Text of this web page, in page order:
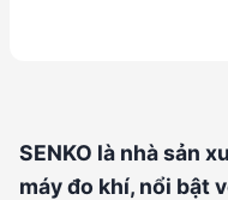
SENKO là nhà sản
máy đo khí, nổi bật